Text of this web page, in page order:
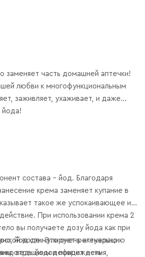
заменяет часть домашней аптечки!
любви к многофункциональным
заживляет, ухаживает, и даже
йода!
состава – йод. Благодаря
крема заменяет купание в
такое же успокаивающее и
При использовании крема 2
вы получаете дозу йода как при
воде. Это очень актуально
ведь йододефицит есть
йод стимулирует регенерацию
и повреждения,